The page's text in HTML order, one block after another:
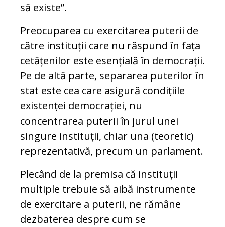
să existe”.
Preocuparea cu exercitarea puterii de
către instituții care nu răspund în fața
cetățenilor este esențială în democrații.
Pe de altă parte, separarea puterilor în
stat este cea care asigură condițiile
existenței democrației, nu
concentrarea puterii în jurul unei
singure instituții, chiar una (teoretic)
reprezentativă, precum un parlament.
Plecând de la premisa că instituții
multiple trebuie să aibă instrumente
de exercitare a puterii, ne rămâne
dezbaterea despre cum se